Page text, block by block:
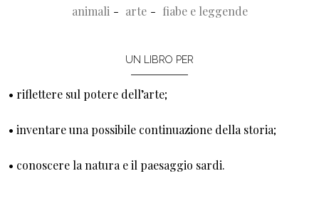
animali arte fiabe e leggende
UN LIBRO PER
• riflettere sul potere dell’arte;
• inventare una possibile continuazione della storia;
• conoscere la natura e il paesaggio sardi.